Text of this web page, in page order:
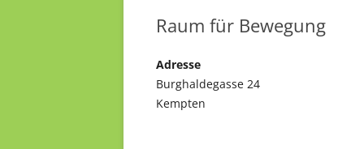
Raum für Bewegung
Adresse
Burghaldegasse 24
Kempten